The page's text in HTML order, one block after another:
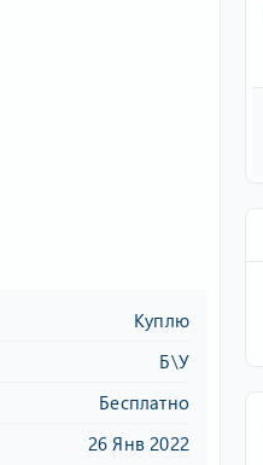
Куплю
Б\У
Бесплатно
26 Янв 2022